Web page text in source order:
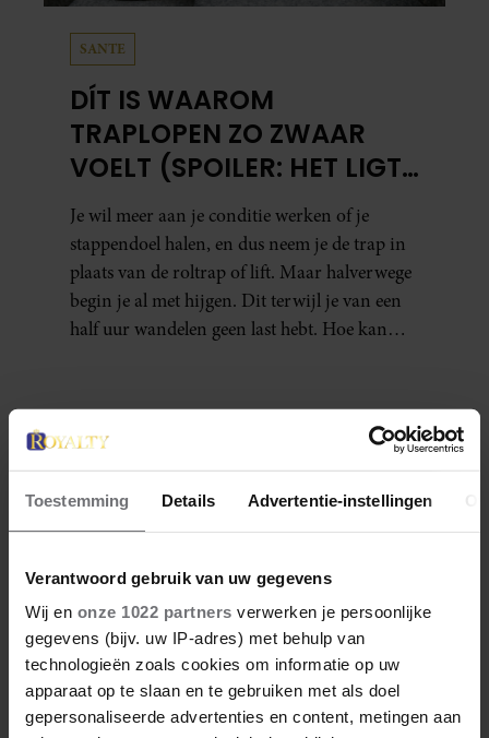
Toestemming Details Advertentie-instellingen
Verantwoord gebruik van uw gegevens
Wij en onze 1022 partners verwerken je persoonlijke
gegevens (bijv. uw IP-adres) met behulp van
technologieën zoals cookies om informatie op uw
apparaat op te slaan en te gebruiken met als doel
gepersonaliseerde advertenties en content, metingen aan
SANTE
DÍT IS WAAROM
TRAPLOPEN ZO ZWAAR
VOELT (SPOILER: HET LIGT
NIET AAN JE CONDITIE)
Je wil meer aan je conditie werken of je
stappendoel halen, en dus neem je de trap in
plaats van de roltrap of lift. Maar halverwege
begin je al met hijgen. Dit terwijl je van een
half uur wandelen geen last hebt. Hoe kan
Denise Delgado
2015. Ze heeft European Studies gestudeerd aan
Leuven campus Brussel. Denise is bedreven in
het creëren van content en is een enthousiast,
nieuwsgierig en vriendelijk persoon met een
enorme wanderlust. Naast haar passie voor
reizen, is ze gek op vechtsport, muziek, wijn en